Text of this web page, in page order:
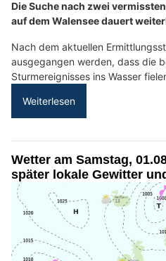
Die Suche nach zwei
auf dem Walensee dauert
Nach dem aktuellen
ausgegangen werden, dass die
Sturmereignisses ins Wasser
Weiterlesen
Wetter am Samstag,
später lokale Gewitter